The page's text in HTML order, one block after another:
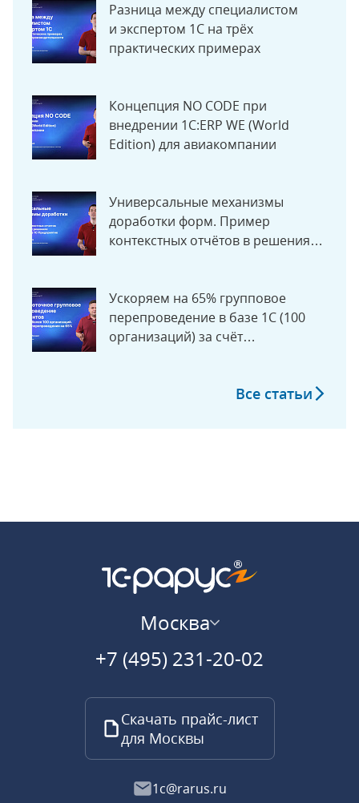
Разница между специалистом
и экспертом 1С на трёх
практических примерах
Концепция NO CODE при
внедрении 1C:ERP WE (World
Edition) для авиакомпании
Универсальные механизмы
доработки форм. Пример
контекстных отчётов в решениях
Ускоряем на 65% групповое
перепроведение в базе 1С (100
организаций) за счёт
Все статьи
Москва
+7 (495) 231-20-02
Скачать прайс-лист
для Москвы
1c@rarus.ru